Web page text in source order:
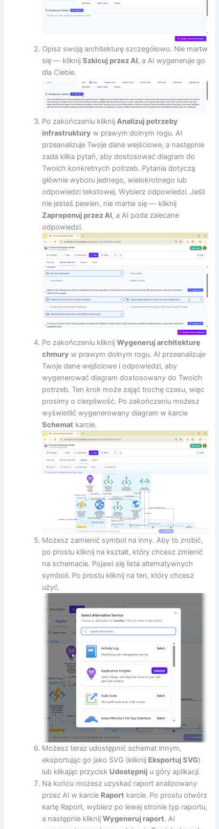
Opisz swoją architekturę szczegółowo. Nie martw
się — kliknijSzkicuj przez AI, a AI wygeneruje go
dla Ciebie.
Po zakończeniu kliknij Analizuj potrzeby
infrastruktury w prawym dolnym rogu. AI
przeanalizuje Twoje dane wejściowe, a następnie
zada kilka pytań, aby dostosować diagram do
Twoich konkretnych potrzeb. Pytania dotyczą
głównie wyboru jednego, wielokrotnego lub
odpowiedzi tekstowej. Wybierz odpowiedzi. Jeśli
nie jesteś pewien, nie martw się — kliknij
Zaproponuj przez AI, a AI poda zalecane
odpowiedzi.
Po zakończeniu kliknijWygeneruj architekturę
chmury w prawym dolnym rogu. AI przeanalizuje
Twoje dane wejściowe i odpowiedzi, aby
wygenerować diagram dostosowany do Twoich
potrzeb. Ten krok może zająć trochę czasu, więc
prosimy o cierpliwość. Po zakończeniu możesz
wyświetlić wygenerowany diagram w karcie
Schemat karcie.
Możesz zamienić symbol na inny. Aby to zrobić,
po prostu kliknij na kształt, który chcesz zmienić
na schemacie. Pojawi się lista alternatywnych
symboli. Po prostu kliknij na ten, który chcesz
użyć.
Możesz teraz udostępnić schemat innym,
eksportując go jako SVG (kliknij Eksportuj SVG)
lub klikając przycisk Udostępnij u góry aplikacji.
Na końcu możesz uzyskać raport analizowany
przez AI w karcie Raport karcie. Po prostu otwórz
kartę Raport, wybierz po lewej stronie typ raportu,
a następnie kliknijWygeneruj raport. AI